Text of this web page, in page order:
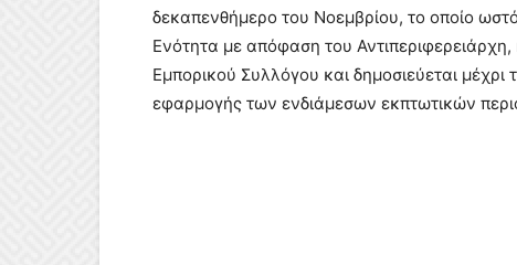
δεκαπενθήμερο του Νοεμβρίου, το οποίο
Ενότητα με απόφαση του
Εμπορικού Συλλόγου και δημοσιεύεται μέχρι
εφαρμογής των ενδιάμεσων εκπτωτικών